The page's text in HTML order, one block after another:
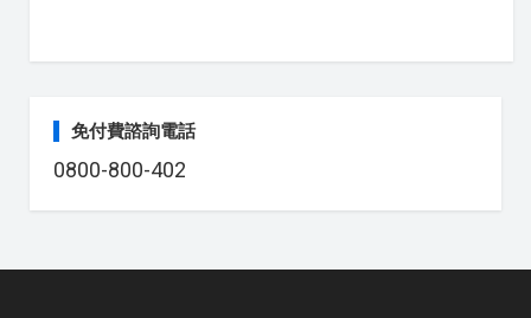
免付費諮詢電話
0800-800-402